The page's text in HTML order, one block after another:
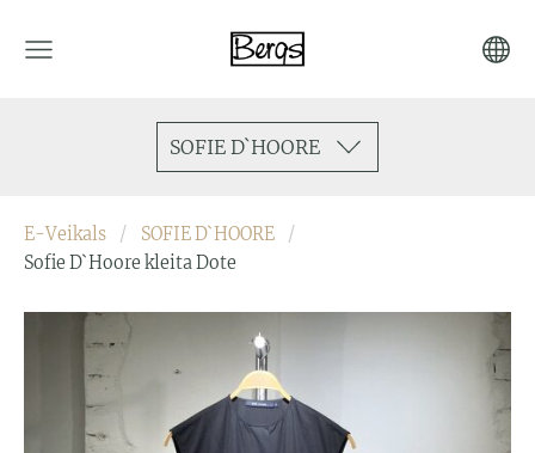
SOFIE D`HOORE
E-Veikals
SOFIE D`HOORE
Sofie D`Hoore kleita Dote